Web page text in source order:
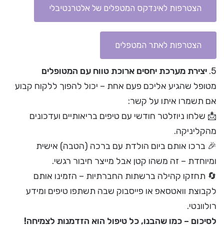
הצטרפות לאינדקס המטפלים של אלטרנטיבלי
הצטרפות לאתר המטפלים
5. יצירת מערכת יחסים ארוכת טווח עם המטופלים
מטופל שהגיע אליכם פעם אחת – יכול להפוך ללקוח קבוע
אם תשמרו איתו על קשר:
📩 שלחו ניוזלטר חודשי עם טיפים בריאותיים ועדכונים
מהקליניקה.
🎉 ברכו אותם ביום הולדת עם ברכה (הטבה) אישית
ומיוחדת – זה משהו קטן אבל מייצר חיבור רגשי.
🔄 תחזקו קהילה ברשתות החברתיות – הזמינו אותם
לקבוצת וואטסאפ או פייסבוק שבה תשתפו טיפים ומידע
רולוונטי.
לסיכום – כמו שהבנו, כל טיפול הוא הזדמנות לצמיחה!